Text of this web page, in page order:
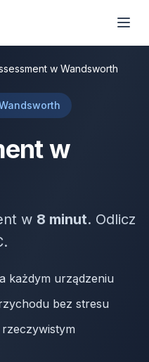
w Wandsworth
w
w 8 minut. Odlicz
każdym urządzeniu
bez stresu